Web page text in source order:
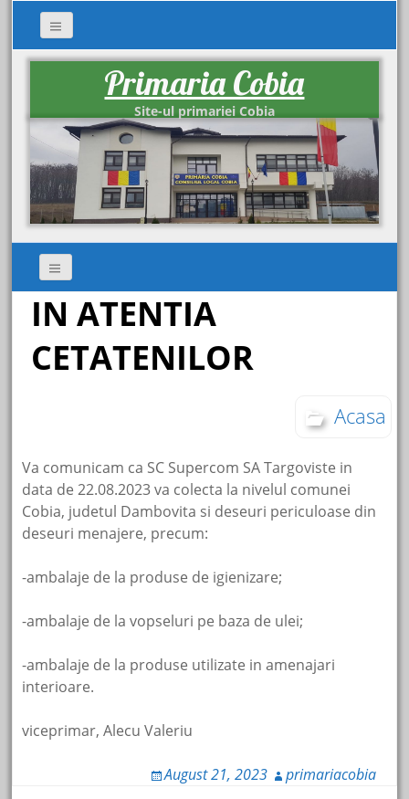
Primaria Cobia
Site-ul primariei Cobia
IN ATENTIA
CETATENILOR
Acasa
Va comunicam ca SC Supercom SA Targoviste in
data de 22.08.2023 va colecta la nivelul comunei
Cobia, judetul Dambovita si deseuri periculoase din
deseuri menajere, precum:
-ambalaje de la produse de igienizare;
-ambalaje de la vopseluri pe baza de ulei;
-ambalaje de la produse utilizate in amenajari
interioare.
viceprimar, Alecu Valeriu
August 21, 2023 primariacobia